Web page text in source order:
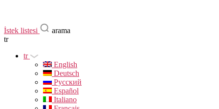
İstek listesi
arama
tr
tr
English
Deutsch
Русский
Español
Italiano